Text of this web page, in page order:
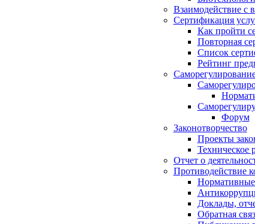
Взаимодействие с
Сертификация
Как пройти
Повторная
Список
Рейтинг
Форум
Законотворчество
Проекты
Техническое
Отчет о
Противодействие
Нормативные
Доклады,
Обратная